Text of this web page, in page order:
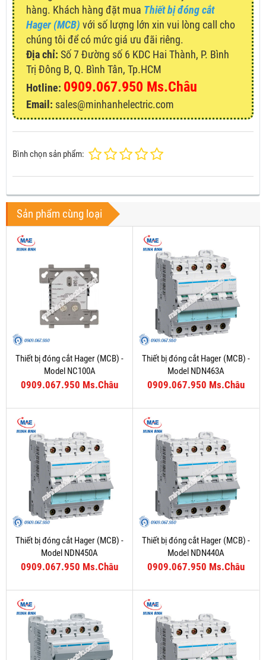
hàng. Khách hàng đặt mua Thiết bị đóng cắt
Hager (MCB) với số lượng lớn xin vui lòng call cho
chúng tôi để có mức giá ưu đãi riêng.
Địa chỉ: Số 7 Đường số 6 KDC Hai Thành, P. Bình
Trị Đông B, Q. Bình Tân, Tp.HCM
Hotline: 0909.067.950 Ms.Châu
Email: sales@minhanhelectric.com
Bình chọn sản phẩm:
Sản phẩm cùng loại
Thiết bị đóng cắt Hager (MCB) -
Model NC100A
0909.067.950 Ms.Châu
Thiết bị đóng cắt Hager (MCB) -
Model NDN463A
0909.067.950 Ms.Châu
Thiết bị đóng cắt Hager (MCB) -
Model NDN450A
0909.067.950 Ms.Châu
Thiết bị đóng cắt Hager (MCB) -
Model NDN440A
0909.067.950 Ms.Châu